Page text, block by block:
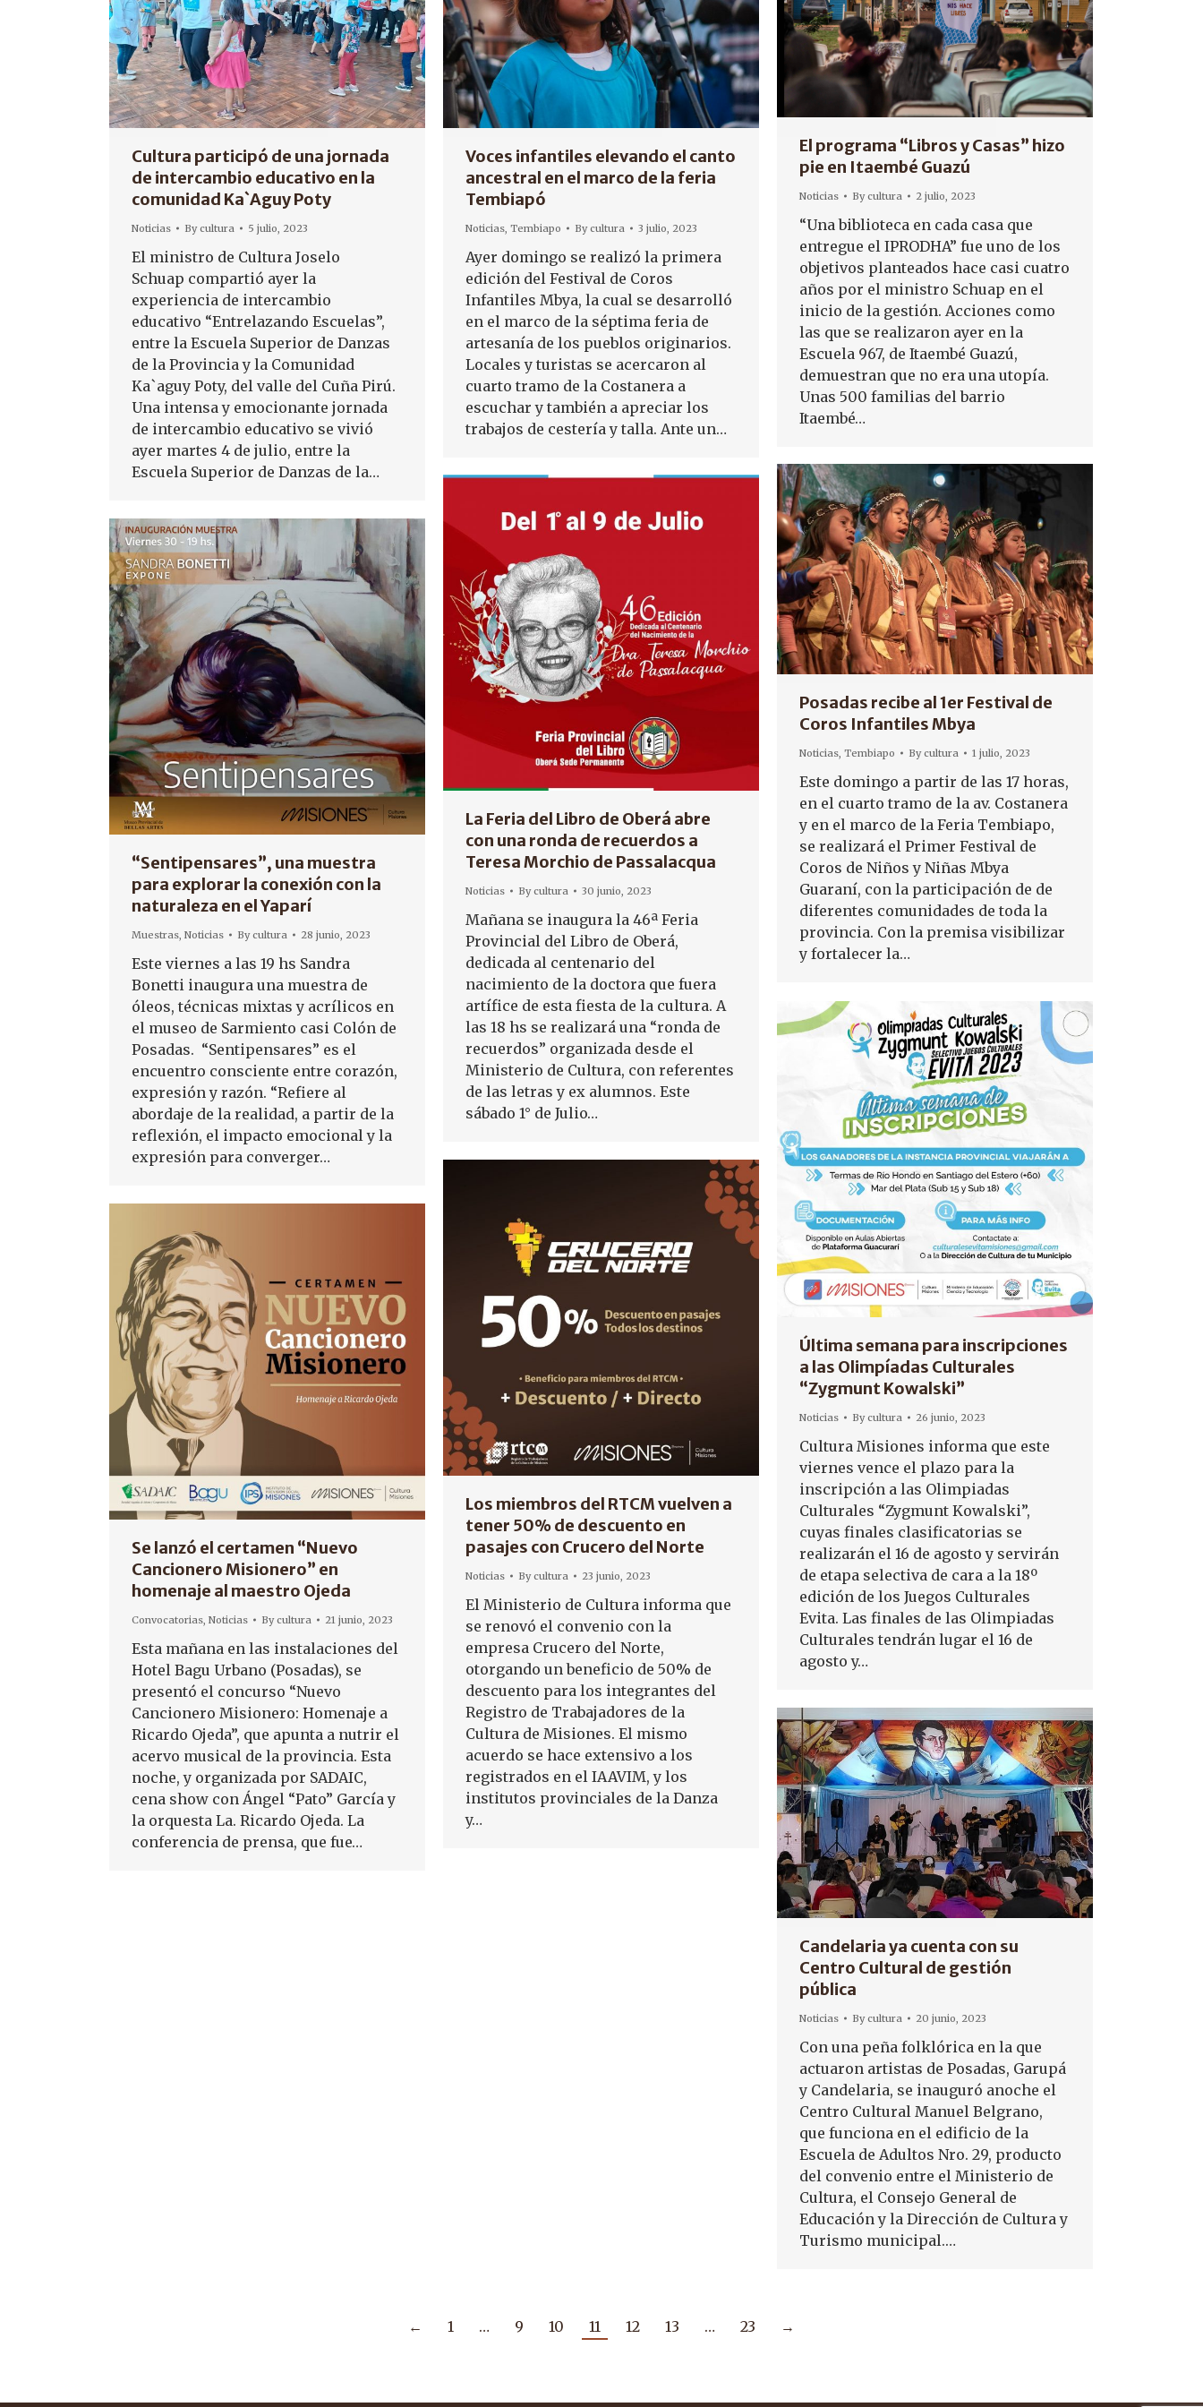
Cultura participó de una jornada
de intercambio educativo en la
comunidad Ka`Aguy Poty
Noticias Bycultura 5 julio, 2023
El ministro de Cultura Joselo
Schuap compartió ayer la
experiencia de intercambio
educativo “Entrelazando Escuelas”,
entre la Escuela Superior de Danzas
de la Provincia y la Comunidad
Ka`aguy Poty, del valle del Cuña Pirú.
Una intensa y emocionante jornada
de intercambio educativo se vivió
ayer martes 4 de julio, entre la
Escuela Superior de Danzas de la…
Voces infantiles elevando el canto
ancestral en el marco de la feria
Tembiapó
Noticias Tembiapo Bycultura 3 julio, 2023
Ayer domingo se realizó la primera
edición del Festival de Coros
Infantiles Mbya, la cual se desarrolló
en el marco de la séptima feria de
artesanía de los pueblos originarios.
Locales y turistas se acercaron al
cuarto tramo de la Costanera a
escuchar y también a apreciar los
trabajos de cestería y talla. Ante un…
El programa “Libros y Casas” hizo
pie en Itaembé Guazú
Noticias Bycultura 2 julio, 2023
“Una biblioteca en cada casa que
entregue el IPRODHA” fue uno de los
objetivos planteados hace casi cuatro
años por el ministro Schuap en el
inicio de la gestión. Acciones como
las que se realizaron ayer en la
Escuela 967, de Itaembé Guazú,
demuestran que no era una utopía.
Unas 500 familias del barrio
Itaembé…
Posadas recibe al 1er Festival de
Coros Infantiles Mbya
Noticias, Tembiapo Bycultura 1 julio, 2023
Este domingo a partir de las 17 horas,
en el cuarto tramo de la av. Costanera
y en el marco de la Feria Tembiapo,
se realizará el Primer Festival de
Coros de Niños y Niñas Mbya
Guaraní, con la participación de de
diferentes comunidades de toda la
provincia. Con la premisa visibilizar
y fortalecer la…
La Feria del Libro de Oberá abre
con una ronda de recuerdos a
Teresa Morchio de Passalacqua
Noticias Bycultura 30 junio, 2023
Mañana se inaugura la 46ª Feria
Provincial del Libro de Oberá,
dedicada al centenario del
nacimiento de la doctora que fuera
artífice de esta fiesta de la cultura. A
las 18 hs se realizará una “ronda de
recuerdos” organizada desde el
Ministerio de Cultura, con referentes
de las letras y ex alumnos. Este
sábado 1° de Julio…
“Sentipensares”, una muestra
para explorar la conexión con la
naturaleza en el Yaparí
Muestras, Noticias Bycultura 28 junio, 2023
Este viernes a las 19 hs Sandra
Bonetti inaugura una muestra de
óleos, técnicas mixtas y acrílicos en
el museo de Sarmiento casi Colón de
Posadas. “Sentipensares” es el
encuentro consciente entre corazón,
expresión y razón. “Refiere al
abordaje de la realidad, a partir de la
reflexión, el impacto emocional y la
expresión para converger…
Última semana para inscripciones
a las Olimpíadas Culturales
“Zygmunt Kowalski”
Noticias Bycultura 26 junio, 2023
Cultura Misiones informa que este
viernes vence el plazo para la
inscripción a las Olimpiadas
Culturales “Zygmunt Kowalski”,
cuyas finales clasificatorias se
realizarán el 16 de agosto y servirán
de etapa selectiva de cara a la 18º
edición de los Juegos Culturales
Evita. Las finales de las Olimpiadas
Culturales tendrán lugar el 16 de
agosto y…
Los miembros del RTCM vuelven a
tener 50% de descuento en
pasajes con Crucero del Norte
Noticias Bycultura 23 junio, 2023
El Ministerio de Cultura informa que
se renovó el convenio con la
empresa Crucero del Norte,
otorgando un beneficio de 50% de
descuento para los integrantes del
Registro de Trabajadores de la
Cultura de Misiones. El mismo
acuerdo se hace extensivo a los
registrados en el IAAVIM, y los
institutos provinciales de la Danza
y…
Se lanzó el certamen “Nuevo
Cancionero Misionero” en
homenaje al maestro Ojeda
Convocatorias, Noticias Bycultura 21 junio, 2023
Esta mañana en las instalaciones del
Hotel Bagu Urbano (Posadas), se
presentó el concurso “Nuevo
Cancionero Misionero: Homenaje a
Ricardo Ojeda”, que apunta a nutrir el
acervo musical de la provincia. Esta
noche, y organizada por SADAIC,
cena show con Ángel “Pato” García y
la orquesta La. Ricardo Ojeda. La
conferencia de prensa, que fue…
Candelaria ya cuenta con su
Centro Cultural de gestión
pública
Noticias Bycultura 20 junio, 2023
Con una peña folklórica en la que
actuaron artistas de Posadas, Garupá
y Candelaria, se inauguró anoche el
Centro Cultural Manuel Belgrano,
que funciona en el edificio de la
Escuela de Adultos Nro. 29, producto
del convenio entre el Ministerio de
Cultura, el Consejo General de
Educación y la Dirección de Cultura y
Turismo municipal.…
← 1 … 9 10 11 12 13 … 23 →